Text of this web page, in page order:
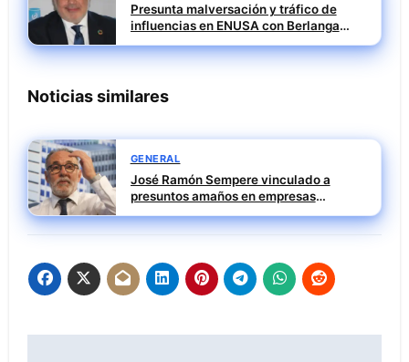
Presunta malversación y tráfico de
influencias en ENUSA con Berlanga
investigado
Noticias similares
GENERAL
José Ramón Sempere vinculado a
presuntos amaños en empresas
públicas durante su etapa en Mercasa